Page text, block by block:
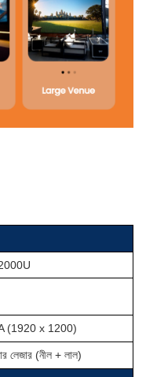
(1920 x 1200)
লেজার (নীল + লাল)